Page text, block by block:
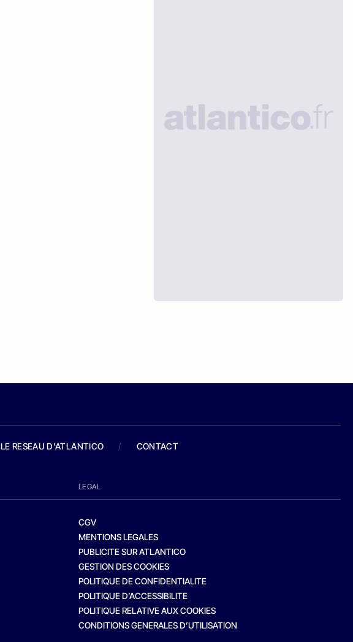
LE RESEAU D'ATLANTICO / CONTACT
LEGAL
CGV
MENTIONS LEGALES
PUBLICITE SUR ATLANTICO
GESTION DES COOKIES
POLITIQUE DE CONFIDENTIALITE
POLITIQUE D’ACCESSIBILITE
POLITIQUE RELATIVE AUX COOKIES
CONDITIONS GENERALES D’UTILISATION